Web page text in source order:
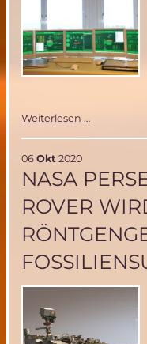
Weiterlesen …
(LabView)
der
von
MIRIAM-
2
06 Okt 2020
NASA
ROVER